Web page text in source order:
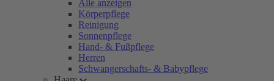
Alle anzeigen
Körperpflege
Reinigung
Sonnenpflege
Hand- & Fußpflege
Herren
Schwangerschafts- & Babypflege